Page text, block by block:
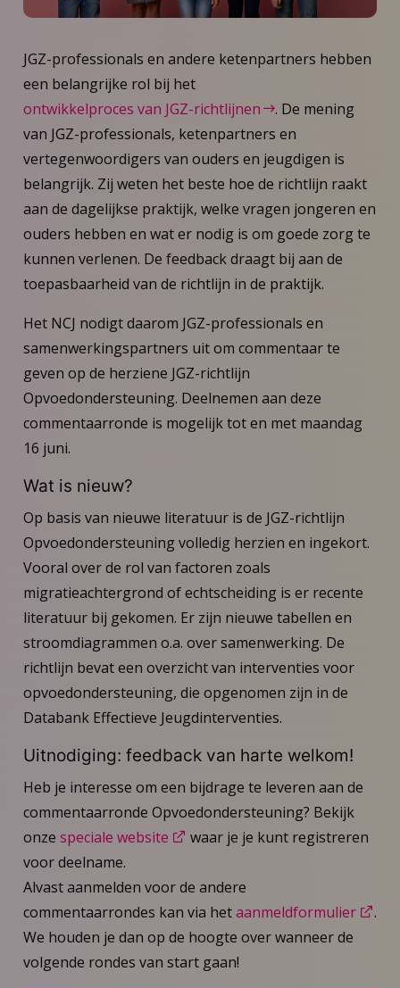
JGZ-professionals en andere ketenpartners hebben
een belangrijke rol bij het
ontwikkelproces van JGZ-richtlijnen
. De mening
van JGZ-professionals, ketenpartners en
vertegenwoordigers van ouders en jeugdigen is
belangrijk. Zij weten het beste hoe de richtlijn raakt
aan de dagelijkse praktijk, welke vragen jongeren en
ouders hebben en wat er nodig is om goede zorg te
kunnen verlenen. De feedback draagt bij aan de
toepasbaarheid van de richtlijn in de praktijk.
Het NCJ nodigt daarom JGZ-professionals en
samenwerkingspartners uit om commentaar te
geven op de herziene JGZ-richtlijn
Opvoedondersteuning. Deelnemen aan deze
commentaarronde is mogelijk tot en met maandag
16 juni.
Wat is nieuw?
Op basis van nieuwe literatuur is de JGZ-richtlijn
Opvoedondersteuning volledig herzien en ingekort.
Vooral over de rol van factoren zoals
migratieachtergrond of echtscheiding is er recente
literatuur bij gekomen. Er zijn nieuwe tabellen en
stroomdiagrammen o.a. over samenwerking. De
richtlijn bevat een overzicht van interventies voor
opvoedondersteuning, die opgenomen zijn in de
Databank Effectieve Jeugdinterventies.
Uitnodiging: feedback van harte welkom!
Heb je interesse om een bijdrage te leveren aan de
commentaarronde Opvoedondersteuning? Bekijk
onze speciale website
waar je je kunt registreren
voor deelname.
Alvast aanmelden voor de andere
commentaarrondes kan via hetaanmeldformulier
.
We houden je dan op de hoogte over wanneer de
volgende rondes van start gaan!